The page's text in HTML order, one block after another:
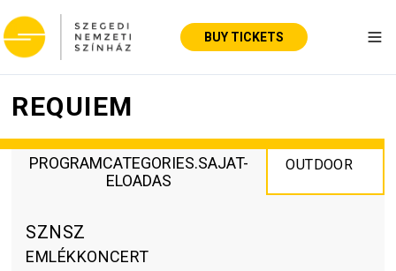
BUY TICKETS
REQUIEM
PROGRAMCATEGORIES.SAJAT-
ELOADAS
OUTDOOR
SZNSZ
EMLÉKKONCERT